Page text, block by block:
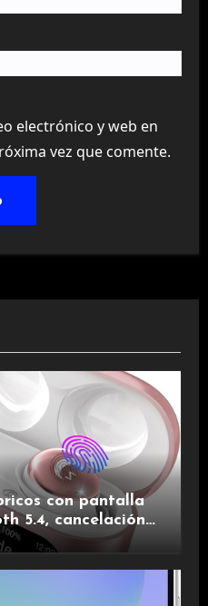
electrónico y web en
vez que comente.
con pantalla
5.4, cancelación
y de larga